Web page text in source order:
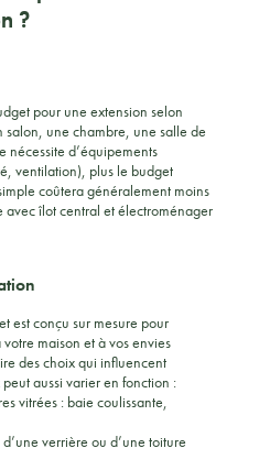
?
pour une extension selon
une chambre, une salle de
nécessite d’équipements
ventilation), plus le budget
coûtera généralement moins
avec îlot central et électroménager
est conçu sur mesure pour
maison et à vos envies
des choix qui influencent
aussi varier en fonction :
vitrées : baie coulissante,
verrière ou d’une toiture